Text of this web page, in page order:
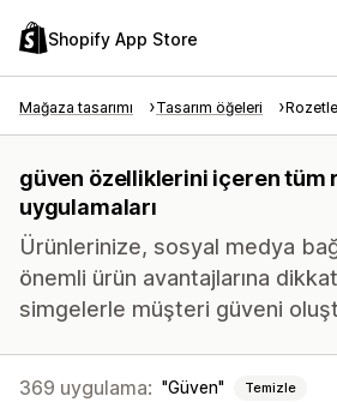
Shopify App Store
Mağaza tasarımı Tasarım öğeleri
güven özelliklerini içeren tüm
uygulamaları
Ürünlerinize, sosyal medya
önemli ürün avantajlarına
simgelerle müşteri güveni
369 uygulama: Güven Temizle